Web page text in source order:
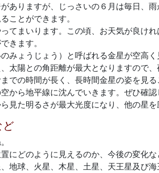
ありますが、じっさいの６月は毎日、
ことができます。
てまいります。この頃、お天気が良け
きます。
みょうじょう）と呼ばれる金星が空高
太陽との角距離が最大となりますので
での時間が長く、長時間金星の姿を見る
から地平線に沈んでいきます。ぜひ確認
見た明るさが最大光度になり、他の星
ど
にどのように見えるのか、今後の変化な
地球、火星、木星、土星、天王星及び